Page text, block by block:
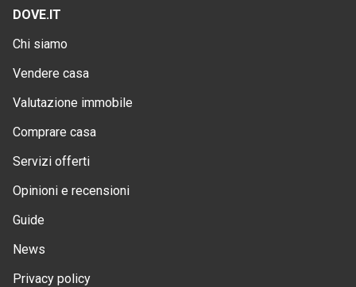
DOVE.IT
Chi siamo
Vendere casa
Valutazione immobile
Comprare casa
Servizi offerti
Opinioni e recensioni
Guide
News
Privacy policy